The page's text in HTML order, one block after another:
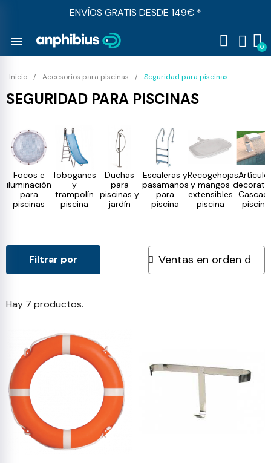
ENVÍOS GRATIS DESDE 149€ *
menu
Inicio Accesorios para piscinas Seguridad para piscinas
SEGURIDAD PARA PISCINAS
Focos e
iluminación
para
piscinas
Toboganes
y
trampolín
piscina
Duchas
para
piscinas y
jardín
Escaleras y
pasamanos
para
piscina
Recogehojas
y mangos
extensibles
piscina
piscina
Hay 7 productos.
Filtrar por